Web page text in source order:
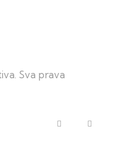
Sva prava